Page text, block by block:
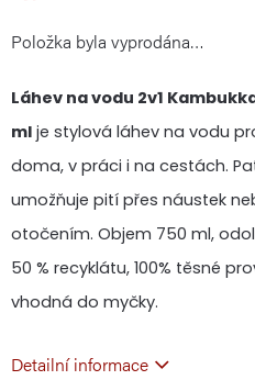
cena:
Položka byla vyprodána…
Láhev na vodu 2v1
ml je stylová láhev na vodu
doma, v práci i na cestách.
umožňuje pití přes náustek
otočením. Objem 750 ml,
50 % recyklátu, 100% těsné
vhodná do myčky.
Detailní informace